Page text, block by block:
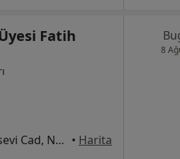
Fatih
Barbaros Mah, H. Ahmet Yesevi Cad, No: 149 Güneşli - Bağcılar / İstanbul, Bağcılar • Harita
8